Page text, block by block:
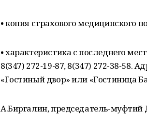
• копия страхового медицинского
• характеристика с последнего
8(347) 272-19-87, 8(347) 272-38-58.
«Гостиный двор» или «Гостиница
А.Биргалин, председатель-муфтий